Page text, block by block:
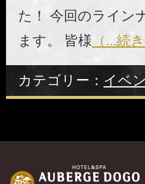
た！ 今回のライン
ます。 皆様 （...続
カテゴリー： イベ